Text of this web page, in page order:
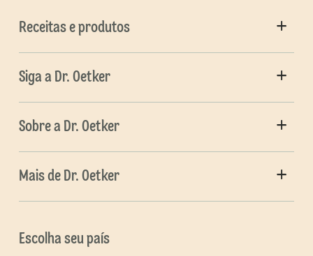
Receitas e produtos
Siga a Dr. Oetker
Sobre a Dr. Oetker
Mais de Dr. Oetker
Escolha seu país